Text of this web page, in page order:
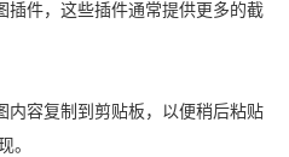
插件，这些插件通常提供更多的截
内容复制到剪贴板，以便稍后粘贴
。